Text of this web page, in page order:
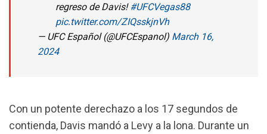
regreso de Davis!#UFCVegas88
pic.twitter.com/ZIQsskjnVh
— UFC Español (@UFCEspanol) March 16,
2024
Con un potente derechazo a los 17 segundos de
contienda, Davis mandó a Levy a la lona. Durante un